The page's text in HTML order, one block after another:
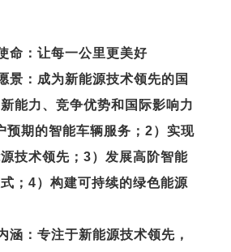
命：让每一公里更美好
景：成为新能源技术领先的国
能力、竞争优势和国际影响力
预期的智能车辆服务；2）实现
技术领先；3）发展高阶智能
；4）构建可持续的绿色能源
涵：专注于新能源技术领先，